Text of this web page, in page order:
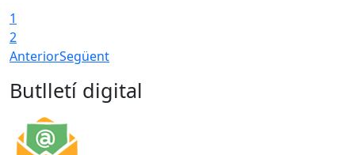
1
2
AnteriorSegüent
Butlletí digital